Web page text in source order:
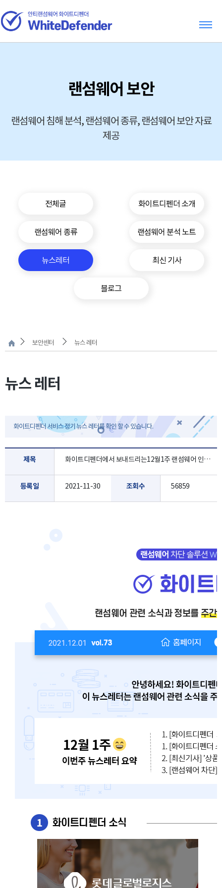
랜섬웨어 보안
랜섬웨어 침해 분석, 랜섬웨어 종류, 랜섬웨어 보안 자료
제공
전체글 화이트디펜더 소개
랜섬웨어 종류 랜섬웨어 분석 노트
뉴스레터 최신 기사
블로그
보안센터 뉴스 레터
뉴스 레터
화이트디펜더 서비스 정기 뉴스 레터를 확인 할 수 있습니다.
제목 화이트디펜더에서 보내드리는12월1주 랜섬웨어 인포 레터 입니다.
등록일 2021-11-30 조회수 56859